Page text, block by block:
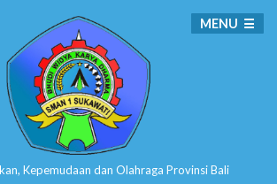
Kepemudaan dan Olahraga Provinsi Bali
MENU